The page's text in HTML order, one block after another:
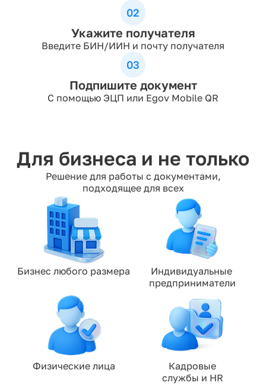
02
Укажите получателя
Введите БИН/ИИН и почту получателя
03
Подпишите документ
С помощью ЭЦП или Egov Mobile QR
Для бизнеса и не только
Решение для работы с документами,
подходящее для всех
Бизнес любого размера
Индивидуальные
предприниматели
Физические лица
Кадровые
службы и HR